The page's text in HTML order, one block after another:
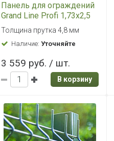
Панель для ограждений
Grand Line Profi 1,73x2,5
цинк
Толщина прутка 4,8 мм
Наличие:Уточняйте
3 559 руб. / шт.
В корзину